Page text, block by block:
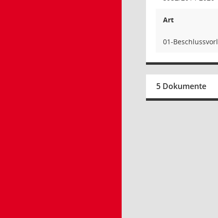
Art
01-
5 Dokumente